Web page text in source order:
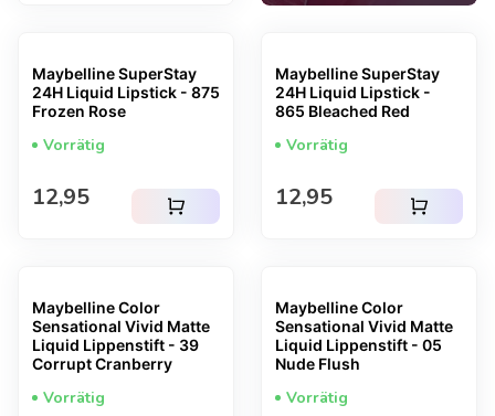
Maybelline SuperStay
24H Liquid Lipstick - 875
Frozen Rose
Vorrätig
Regulärer Preis
12,95 shopping_cart
Maybelline SuperStay
24H Liquid Lipstick -
865 Bleached Red
Vorrätig
Regulärer Preis
12,95 shopping_cart
Maybelline Color
Sensational Vivid Matte
Liquid Lippenstift - 39
Corrupt Cranberry
Vorrätig
Maybelline Color
Sensational Vivid Matte
Liquid Lippenstift - 05
Nude Flush
Vorrätig